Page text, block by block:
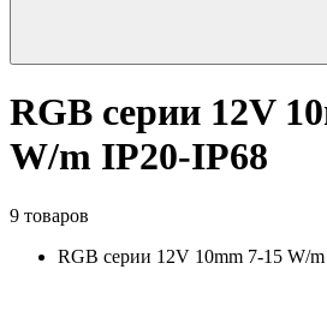
RGB серии 12V
W/m IP20-IP68
9 товаров
RGB серии 12V 10mm 7-15 W/